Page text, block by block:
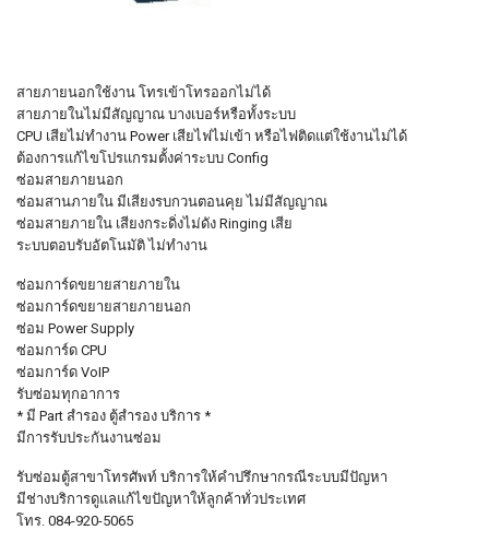
สายภายนอกใช้งาน โทรเข้าโทรออกไม่ได้
สายภายในไม่มีสัญญาณ บางเบอร์หรือทั้งระบบ
CPU เสียไม่ทำงาน Power เสียไฟไม่เข้า หรือไฟติดแต่ใช้งานไม่ได้
ต้องการแก้ไขโปรแกรมตั้งค่าระบบ Config
ซ่อมสายภายนอก
ซ่อมสานภายใน มีเสียงรบกวนตอนคุย ไม่มีสัญญาณ
ซ่อมสายภายใน เสียงกระดิ่งไม่ดัง Ringing เสีย
ระบบตอบรับอัตโนมัติ ไม่ทำงาน
ซ่อมการ์ดขยายสายภายใน
ซ่อมการ์ดขยายสายภายนอก
ซ่อม Power Supply
ซ่อมการ์ด CPU
ซ่อมการ์ด VoIP
รับซ่อมทุกอาการ
* มี Part สำรอง ตู้สำรอง บริการ *
มีการรับประกันงานซ่อม
รับซ่อมตู้สาขาโทรศัพท์ บริการให้คำปรึกษากรณีระบบมีปัญหา
มีช่างบริการดูแลแก้ไขปัญหาให้ลูกค้าทั่วประเทศ
โทร. 084-920-5065